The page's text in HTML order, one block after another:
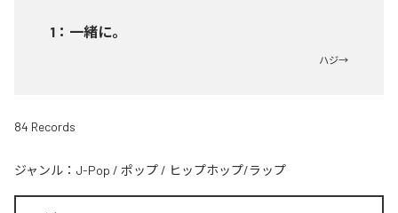
1 ： 一緒に。
ハジ→
84 Records
ジャンル： J-Pop / ポップ / ヒップホップ/ラップ